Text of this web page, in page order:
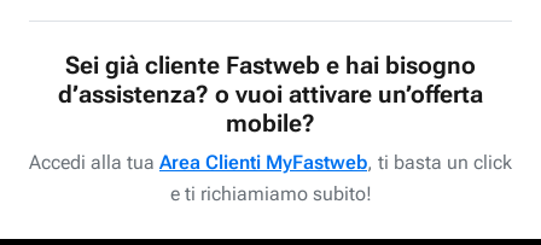
Sei già cliente Fastweb e hai bisogno
d’assistenza? o vuoi attivare un’offerta
mobile?
Accedi alla tua Area Clienti MyFastweb, ti basta un click
e ti richiamiamo subito!